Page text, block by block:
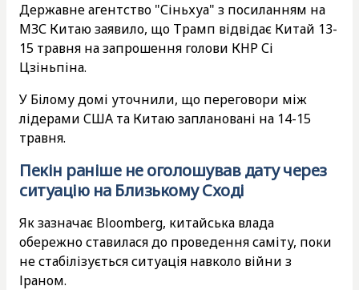
Державне агентство "Сіньхуа" з посиланням на
МЗС Китаю заявило, що Трамп відвідає Китай 13-
15 травня на запрошення голови КНР Сі
Цзіньпіна.
У Білому домі уточнили, що переговори між
лідерами США та Китаю заплановані на 14-15
травня.
Пекін раніше не оголошував дату через
ситуацію на Близькому Сході
Як зазначає Bloomberg, китайська влада
обережно ставилася до проведення саміту, поки
не стабілізується ситуація навколо війни з
Іраном.